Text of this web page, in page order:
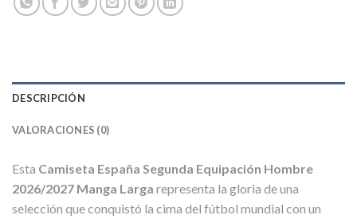
DESCRIPCIÓN
VALORACIONES (0)
Esta Camiseta España Segunda Equipación Hombre
2026/2027 Manga Larga representa la gloria de una
selección que conquistó la cima del fútbol mundial con un